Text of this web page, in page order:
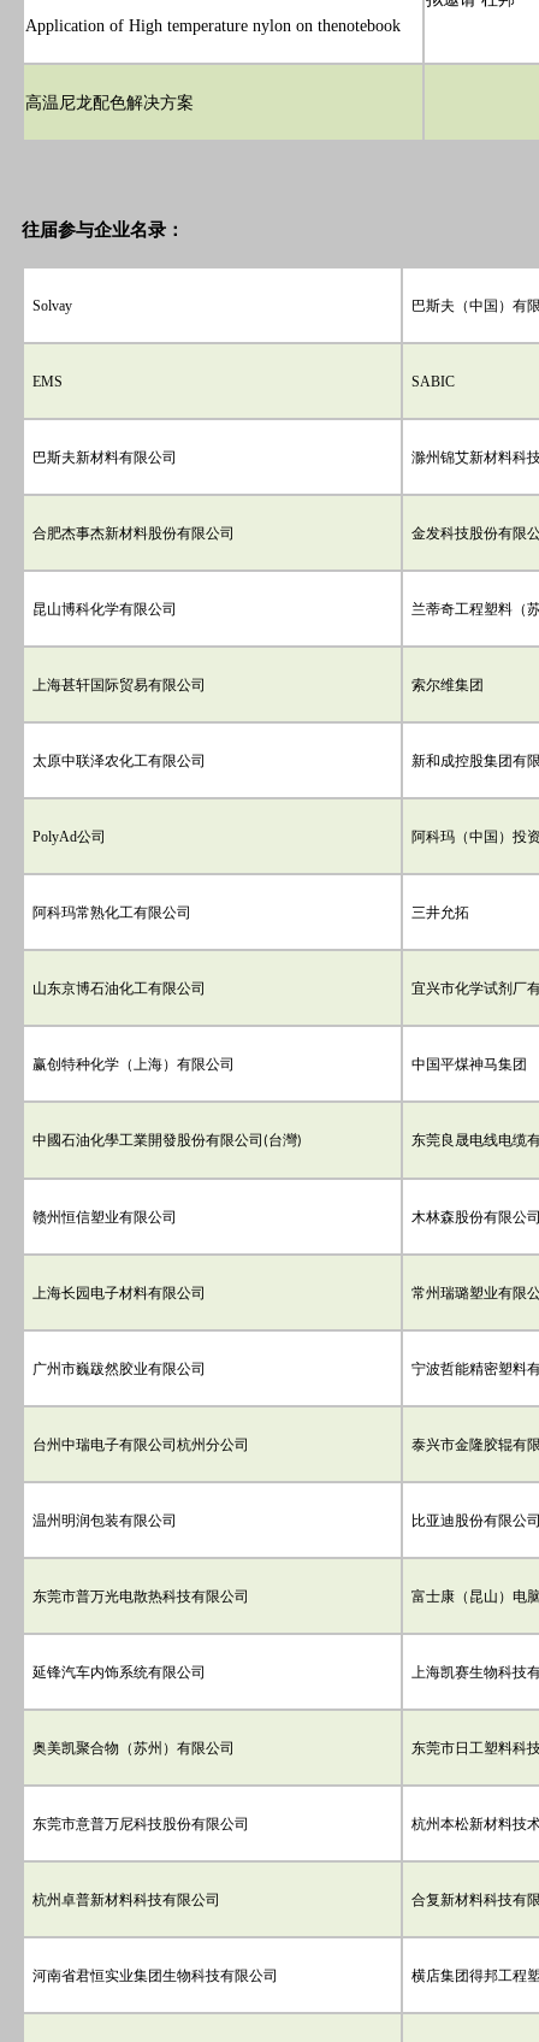
Application of High temperature nylon on thenotebook
高温尼龙配色解决方案
往届参与企业名录：
Solvay 巴斯夫（中国）有
EMS SABIC
巴斯夫新材料有限公司 滁州锦艾新材料科
合肥杰事杰新材料股份有限公司 金发科技股份有限
昆山博科化学有限公司 兰蒂奇工程塑料（
上海甚轩国际贸易有限公司 索尔维集团
太原中联泽农化工有限公司 新和成控股集团有
PolyAd公司 阿科玛（中国）投
阿科玛常熟化工有限公司 三井允拓
山东京博石油化工有限公司 宜兴市化学试剂厂
赢创特种化学（上海）有限公司 中国平煤神马集团
中國石油化學工業開發股份有限公司 (台灣) 东莞良晟电线电缆
赣州恒信塑业有限公司 木林森股份有限公
上海长园电子材料有限公司 常州瑞璐塑业有限
广州市巍跋然胶业有限公司 宁波哲能精密塑料
台州中瑞电子有限公司杭州分公司 泰兴市金隆胶辊有
温州明润包装有限公司 比亚迪股份有限公
东莞市普万光电散热科技有限公司 富士康（昆山）电
延锋汽车内饰系统有限公司 上海凯赛生物科技
奥美凯聚合物（苏州）有限公司 东莞市日工塑料科
东莞市意普万尼科技股份有限公司 杭州本松新材料技
杭州卓普新材料科技有限公司 合复新材料科技有
河南省君恒实业集团生物科技有限公司 横店集团得邦工程